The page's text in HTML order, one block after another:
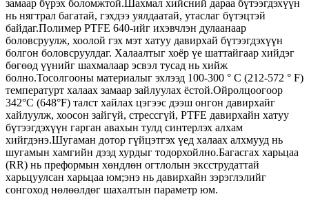
замаар бүрэх боломжтой.Шахмал хийсний дараа бүтээгдэхүүн
нь нягтрал багатай, гэхдээ уялдаатай, утаслаг бүтэцтэй
байдаг.Полимер PTFE 640-ийг ихэвчлэн дулаанаар
боловсруулж, хоолой гэх мэт хатуу давирхай бүтээгдэхүүн
болгон боловсруулдаг. Халаалтыг хоёр үе шаттайгаар хийдэг
бөгөөд үүнийг шахмалаар эсвэл тусад нь хийж
болно.Тосолгооны материалыг эхлээд 100-300 ° C (212-572 ° F)
температурт халаах замаар зайлуулах ёстой.Ойролцоогоор
342°C (648°F) талст хайлах цэгээс дээш онгон давирхайг
хайлуулж, хоосон зайгүй, стрессгүй, PTFE давирхайн хатуу
бүтээгдэхүүн гарган авахын тулд синтерлэх алхам
хийгдэнэ.Шугаман дотор гүйцэтгэх үед халаах алхмууд нь
шугамын хамгийн дээд хурдыг тодорхойлно.Багасгах харьцаа
(RR) нь преформын хөндлөн огтлолын эксструдаттай
харьцуулсан харьцаа юм;энэ нь давирхайн зэрэглэлийг
сонгоход нөлөөлдөг шахалтын параметр юм.